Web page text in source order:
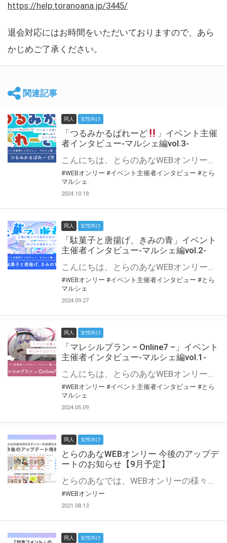
https://help.toranoana.jp/3445/
退会対応にはお時間をいただいておりますので、あら
かじめご了承ください。
関連記事
同人 女性向け
「つるみかるぱれーど
」イベント主催
者インタビュー-マルシェ編vol.3-
こんにちは、とらのあなWEBオンリー運営スタッフです。 新たにお届けする、イベント主催者インタビュー-マルシェ編-は、 とらのあなWEBオンリー「マルシェ」をご利用した主催様に 「マルシェ」を使って開催した感想や心がけをお聞きする企画です。 今回は、WEBオンリー初開催「つるみかるぱれーど
#WEBオンリー #イベント主催者インタビュー #とら
マルシェ
2024.10.18
同人 女性向け
「駄菓子と唐揚げ、きみの青」イベント
主催者インタビュー-マルシェ編vol.2-
こんにちは、とらのあなWEBオンリー運営スタッフです。 新たにお届けする、イベント主催者インタビュー-マルシェ編-は、 とらのあなWEBオンリー「マルシェ」をご利用の主催様に 「マルシェ」を使ってイベントを開催した感想や心がけをお聞きする企画です。 今回は、WEBオンリー初開催「駄菓子と唐揚げ、きみの青」より、 主催のぎこ六屋様にお話を伺いました。 協力：ぎこ六屋様／イベント公式Twitter（@krkgwks） とらのあなWEBオンリー「マルシェ」とは？ WEBオンリーでリアルタイムでコミュニケーションがとれるオンライン会場です。
#WEBオンリー #イベント主催者インタビュー #とら
マルシェ
2024.09.27
同人 女性向け
「マレシルプラン – Online7 –」イベント
主催者インタビュー-マルシェ編vol.1-
こんにちは、とらのあなWEBオンリー運営スタッフです。 新たにお届けする、イベント主催者インタビュー-マルシェ編-は、 とらのあなWEBオンリー「マルシェ」をご利用した主催様に 「マルシェ」を使って開催した感想や心がけをお聞きする企画です。 今回は、WEBオンリー開催7回目迎えた「マレシルプラン – Online7 –」より、 主催の玉川うた様にお話を伺いました。 ▼マレシルプランのインタビュー前回記事 「イベント主催者インタビュー vol.6」はこちら 協力：玉川うた様（マレシルプラン実行委員会 代表）／イベント公式Twitter（@mallesil_plan） とらのあなWEBオンリー「マルシェ」とは？ WEBオンリーでリアルタイムでコミュニケーションがとれるオンライン会場です。
#WEBオンリー #イベント主催者インタビュー #とら
マルシェ
2024.05.09
同人 女性向け
とらのあなWEBオンリー 今後のアップデ
ートのお知らせ【9月予定】
とらのあなでは、WEBオンリーの様々な支援を実施しています。 今回は2021年9月に実装を予定しているアップデート情報についてご紹介いたします。 とらのあなWEBオンリーサイトはこちら
#WEBオンリー
2021.08.13
同人 女性向け